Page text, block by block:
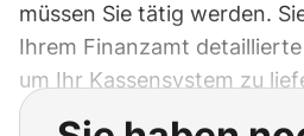
müssen Sie tätig werden.
Ihrem Finanzamt
um Ihr Kassensystem zu